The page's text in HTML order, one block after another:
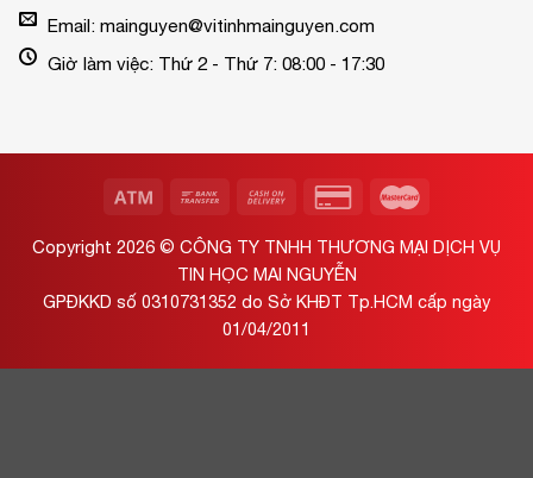
Email: mainguyen@vitinhmainguyen.com
Giờ làm việc: Thứ 2 - Thứ 7: 08:00 - 17:30
Copyright 2026 © CÔNG TY TNHH THƯƠNG MẠI DỊCH VỤ
TIN HỌC MAI NGUYỄN
GPĐKKD số 0310731352 do Sở KHĐT Tp.HCM cấp ngày
01/04/2011